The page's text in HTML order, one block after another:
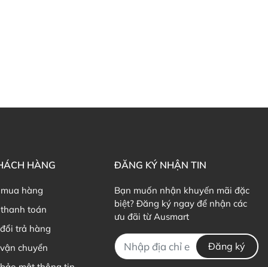
HÀNG
hàng
toán
trả hàng
chuyển
ĐĂNG KÝ NHẬN TIN
Bạn muốn nhận khuyến mãi đặc
biệt? Đăng ký ngay để nhận các
ưu đãi từ Ausmart
Đăng ký